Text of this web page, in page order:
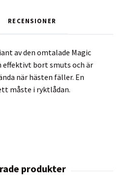
RECENSIONER
av den omtalade Magic
effektivt bort smuts och är
när hästen fäller. En
måste i ryktlådan.